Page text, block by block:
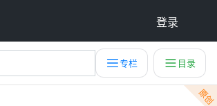
登录
专栏 目录
原创